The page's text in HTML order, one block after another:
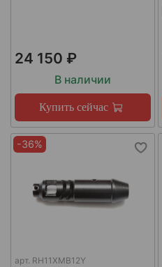
24 150 ₽
В наличии
Купить сейчас
-36%
арт. RH11XMB12Y